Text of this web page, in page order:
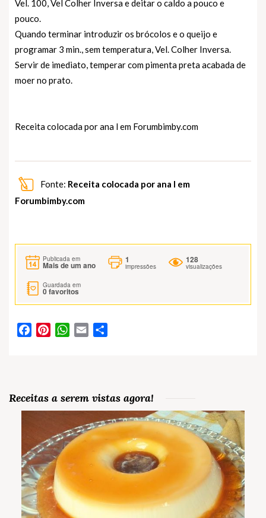
Vel. 100, Vel Colher Inversa e deitar o caldo a pouco e
pouco.
Quando terminar introduzir os brócolos e o queijo e
programar 3 min., sem temperatura, Vel. Colher Inversa.
Servir de imediato, temperar com pimenta preta acabada de
moer no prato.
Receita colocada por ana l em Forumbimby.com
Fonte: Receita colocada por ana l em
Forumbimby.com
Publicada em
Mais de um ano
1
impressões
128
visualizações
Guardada em
0favoritos
FacebookPinterestWhatsApp
Email
Receitas a serem vistas agora!